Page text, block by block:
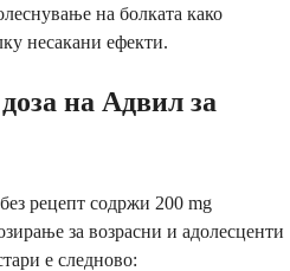
на болката како
несакани ефекти.
на Адвил за
рецепт содржи 200 mg
за возрасни и адолесценти
е следново: